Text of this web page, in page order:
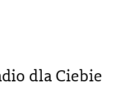
dla Ciebie